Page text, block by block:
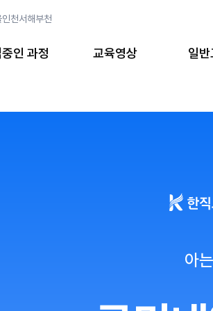
인천서해부천
인 과정 교육영상 일
아